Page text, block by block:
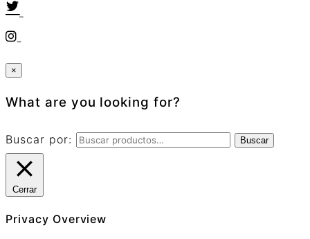
×
What are you looking for?
Buscar por: Buscar
Cerrar
Privacy Overview